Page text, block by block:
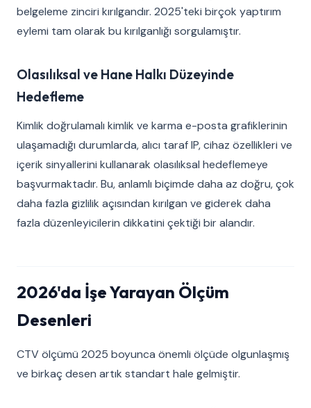
belgeleme zinciri kırılgandır. 2025'teki birçok yaptırım
eylemi tam olarak bu kırılganlığı sorgulamıştır.
Olasılıksal ve Hane Halkı Düzeyinde
Hedefleme
Kimlik doğrulamalı kimlik ve karma e-posta grafiklerinin
ulaşamadığı durumlarda, alıcı taraf IP, cihaz özellikleri ve
içerik sinyallerini kullanarak olasılıksal hedeflemeye
başvurmaktadır. Bu, anlamlı biçimde daha az doğru, çok
daha fazla gizlilik açısından kırılgan ve giderek daha
fazla düzenleyicilerin dikkatini çektiği bir alandır.
2026'da İşe Yarayan Ölçüm
Desenleri
CTV ölçümü 2025 boyunca önemli ölçüde olgunlaşmış
ve birkaç desen artık standart hale gelmiştir.